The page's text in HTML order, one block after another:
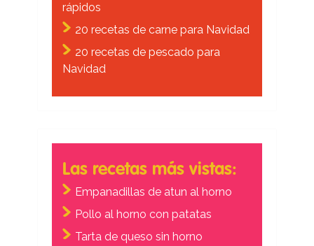
rápidos
20 recetas de carne para Navidad
20 recetas de pescado para
Navidad
Las recetas más vistas:
Empanadillas de atun al horno
Pollo al horno con patatas
Tarta de queso sin horno